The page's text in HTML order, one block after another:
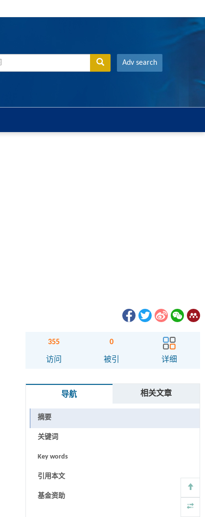
Adv search
355
访问
0
被引 详细
导航 相关文章
摘要
关键词
Key words
引用本文
基金资助